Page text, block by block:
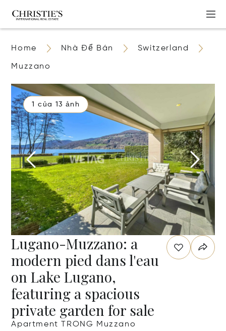
Home Nhà Để Bán Switzerland
Muzzano
1 của 13 ảnh
Lugano-Muzzano: a
modern pied dans l'eau
on Lake Lugano,
featuring a spacious
private garden for sale
Apartment TRONG Muzzano